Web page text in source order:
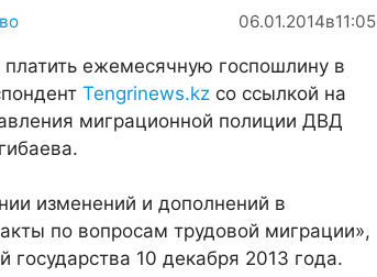
06.01.2014в11:05
ежемесячную госпошлину в
Tengrinews.kz со ссылкой на
миграционной полиции ДВД
изменений и дополнений в
по вопросам трудовой миграции»,
государства 10 декабря 2013 года.